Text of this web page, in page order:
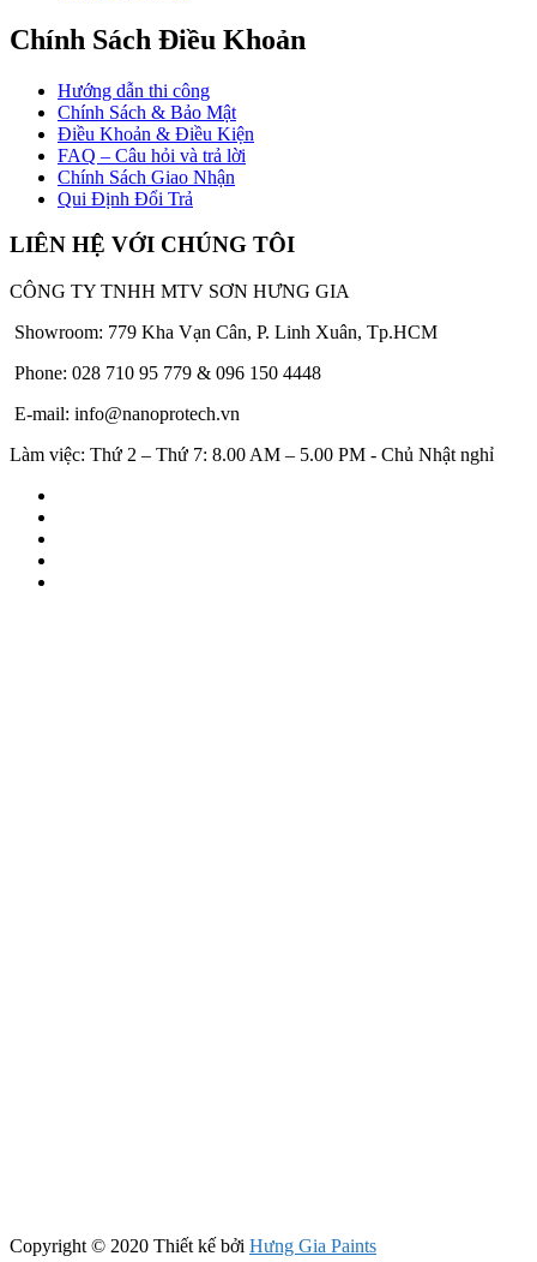
Chính Sách Điều Khoản
Hướng dẫn thi công
Chính Sách & Bảo Mật
Điều Khoản & Điều Kiện
FAQ – Câu hỏi và trả lời
Chính Sách Giao Nhận
Qui Định Đổi Trả
LIÊN HỆ VỚI CHÚNG TÔI
CÔNG TY TNHH MTV SƠN HƯNG GIA
Showroom: 779 Kha Vạn Cân, P. Linh Xuân, Tp.HCM
Phone: 028 710 95 779 & 096 150 4448
E-mail: info@nanoprotech.vn
Làm việc: Thứ 2 – Thứ 7: 8.00 AM – 5.00 PM - Chủ Nhật nghỉ
Copyright © 2020 Thiết kế bởi Hưng Gia Paints